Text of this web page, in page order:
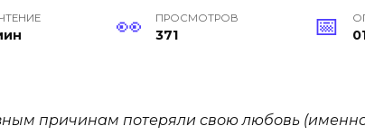
ПРОСМОТРОВ
371
причинам потеряли свою любовь